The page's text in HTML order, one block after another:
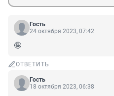
Гость
24 октября 2023, 07:42
🤪
ОТВЕТИТЬ
Гость
18 октября 2023, 06:38